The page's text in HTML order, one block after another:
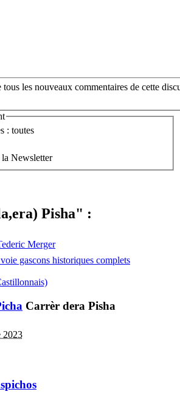
tous les nouveaux commentaires de cette
: toutes
Newsletter
Pisha" :
Merger
gascons historiques complets
Carrèr dera Pisha
2023